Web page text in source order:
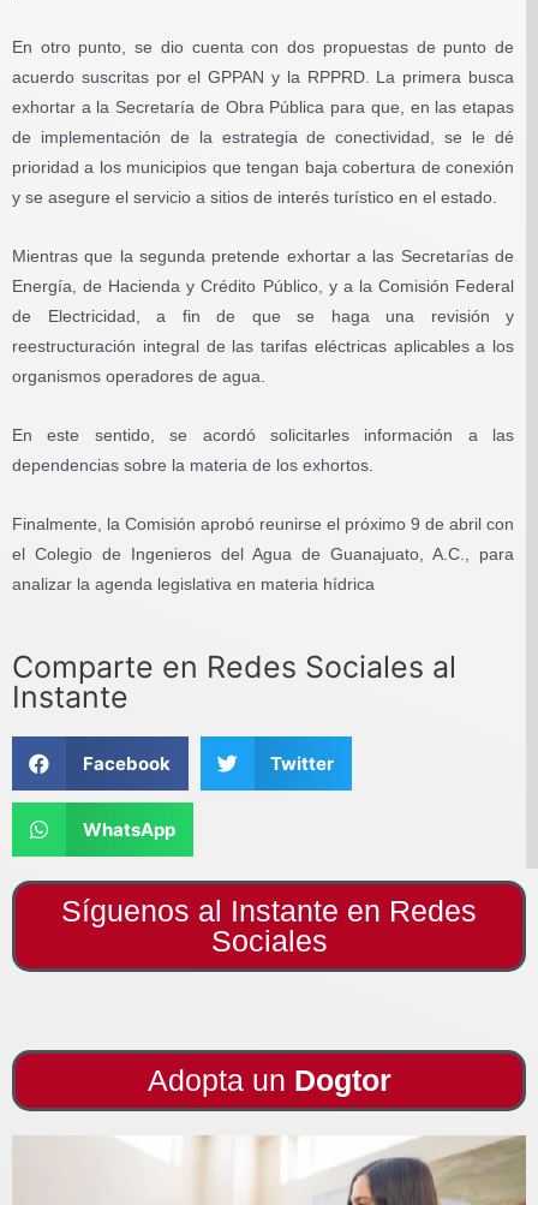
En otro punto, se dio cuenta con dos propuestas de punto de
acuerdo suscritas por el GPPAN y la RPPRD. La primera busca
exhortar a la Secretaría de Obra Pública para que, en las etapas
de implementación de la estrategia de conectividad, se le dé
prioridad a los municipios que tengan baja cobertura de conexión
y se asegure el servicio a sitios de interés turístico en el estado.
Mientras que la segunda pretende exhortar a las Secretarías de
Energía, de Hacienda y Crédito Público, y a la Comisión Federal
de Electricidad, a fin de que se haga una revisión y
reestructuración integral de las tarifas eléctricas aplicables a los
organismos operadores de agua.
En este sentido, se acordó solicitarles información a las
dependencias sobre la materia de los exhortos.
Finalmente, la Comisión aprobó reunirse el próximo 9 de abril con
el Colegio de Ingenieros del Agua de Guanajuato, A.C., para
analizar la agenda legislativa en materia hídrica
Comparte en Redes Sociales al
Instante
Facebook Twitter
WhatsApp
Síguenos al Instante en Redes
Sociales
Adopta un Dogtor